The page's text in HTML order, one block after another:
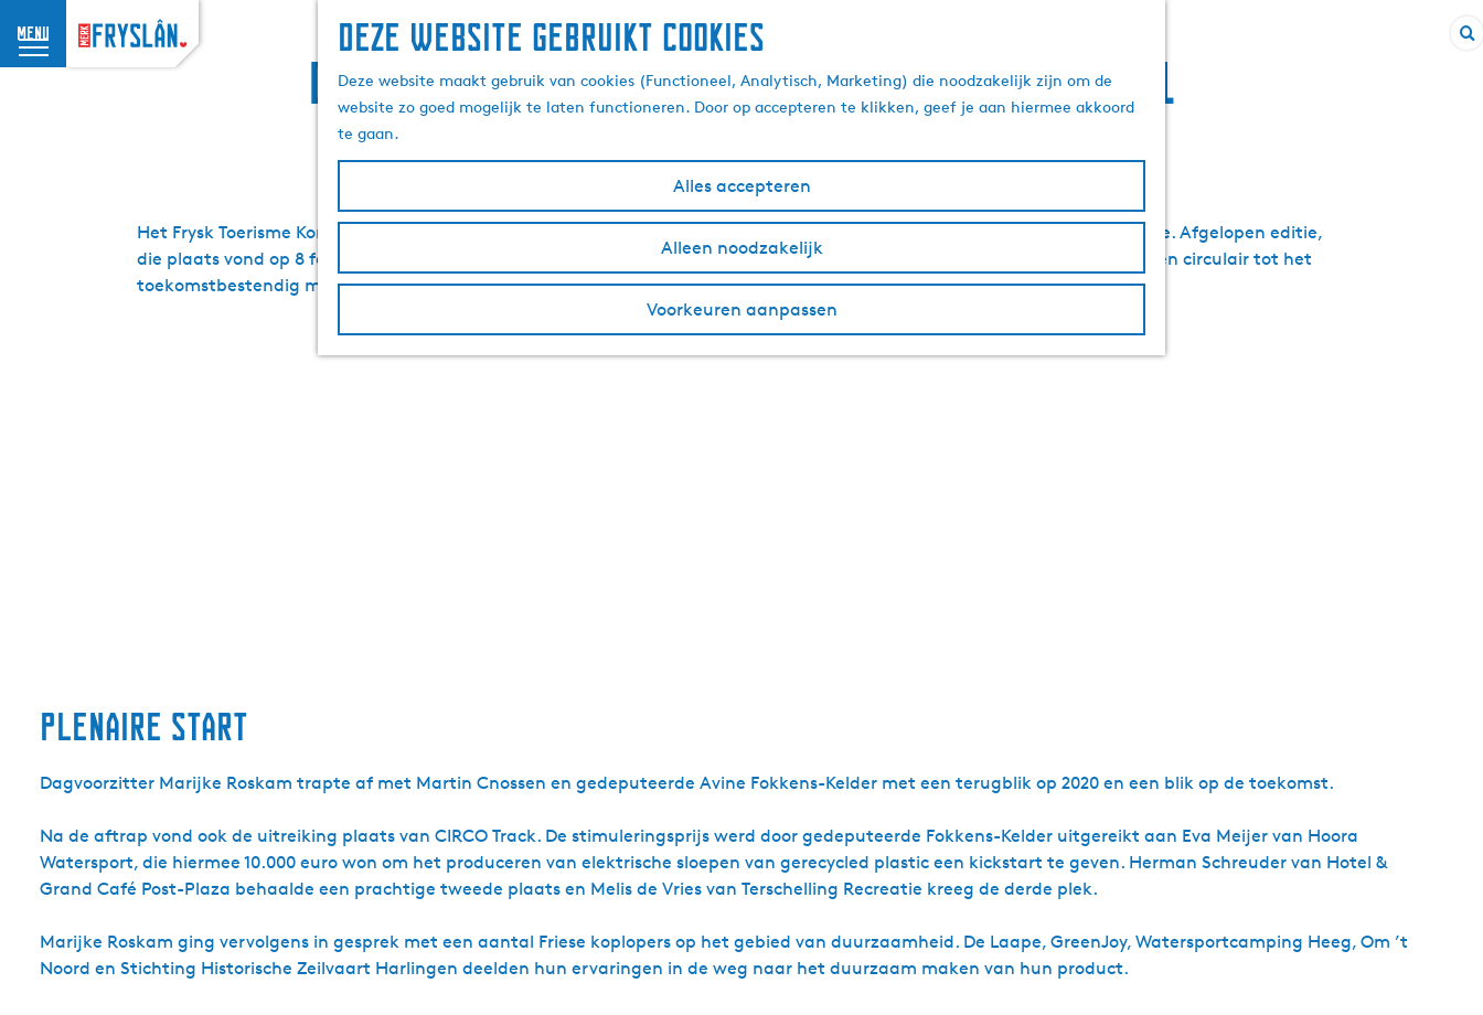
Deze website gebruikt cookies
Deze website maakt gebruik van cookies (Functioneel, Analytisch, Marketing) die noodzakelijk zijn om de
website zo goed mogelijk te laten functioneren. Door op accepteren te klikken, geef je aan hiermee akkoord
te gaan.
Alles accepteren
Alleen noodzakelijk
Voorkeuren aanpassen
menu
Dagverslag Frysk Toerisme Kongres 2021
Het Frysk Toerisme Kongres is dé netwerkbijeenkomst voor iedereen die in Friesland werkzaam is in of betrokken bij toerisme. Afgelopen editie,
die plaats vond op 8 februari 2021 en online werd georganiseerd, stond volledig in het teken van duurzaamheid: van groen en circulair tot het
toekomstbestendig maken van je organisatie. Bekijk hieronder een kleine weromsjoch van de dag.
plenaire start
Dagvoorzitter Marijke Roskam trapte af met Martin Cnossen en gedeputeerde Avine Fokkens-Kelder met een terugblik op 2020 en een blik op de toekomst.
Na de aftrap vond ook de uitreiking plaats van CIRCO Track. De stimuleringsprijs werd door gedeputeerde Fokkens-Kelder uitgereikt aan Eva Meijer van Hoora
Watersport, die hiermee 10.000 euro won om het produceren van elektrische sloepen van gerecycled plastic een kickstart te geven. Herman Schreuder van Hotel &
Grand Café Post-Plaza behaalde een prachtige tweede plaats en Melis de Vries van Terschelling Recreatie kreeg de derde plek.
Marijke Roskam ging vervolgens in gesprek met een aantal Friese koplopers op het gebied van duurzaamheid. De Laape, GreenJoy, Watersportcamping Heeg, Om ’t
Noord en Stichting Historische Zeilvaart Harlingen deelden hun ervaringen in de weg naar het duurzaam maken van hun product.